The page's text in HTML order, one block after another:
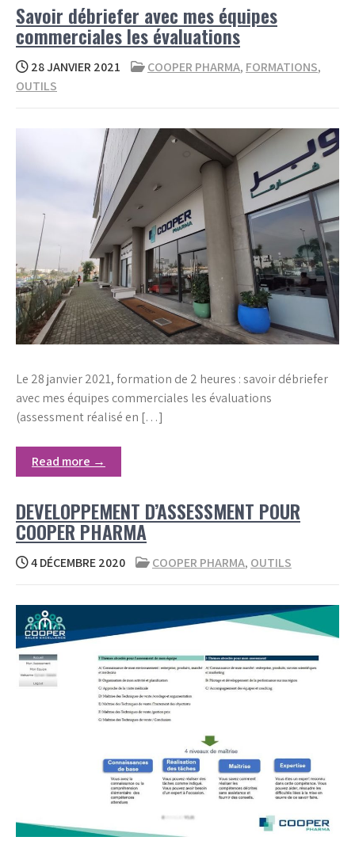
Savoir débriefer avec mes équipes
commerciales les évaluations
28 JANVIER 2021 COOPER PHARMA, FORMATIONS,
OUTILS
Le 28 janvier 2021, formation de 2 heures : savoir débriefer
avec mes équipes commerciales les évaluations
(assessment réalisé en […]
Read more →
DEVELOPPEMENT D’ASSESSMENT POUR
COOPER PHARMA
4 DÉCEMBRE 2020 COOPER PHARMA, OUTILS